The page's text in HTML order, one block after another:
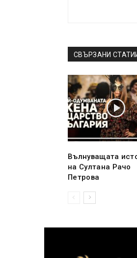
СВЪРЗАНИ
Вълнуващата
на Султана Рачо
Петрова